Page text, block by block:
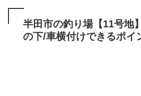
半田市の釣り場【11号地
の下/車横付けできるポイ